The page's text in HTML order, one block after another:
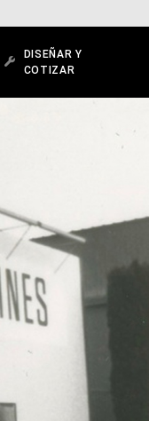
DISEÑAR Y
COTIZAR